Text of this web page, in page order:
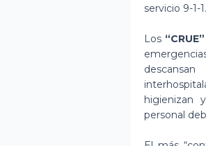
servicio 9-1-1.
Los “CRUE”
higienizan
personal